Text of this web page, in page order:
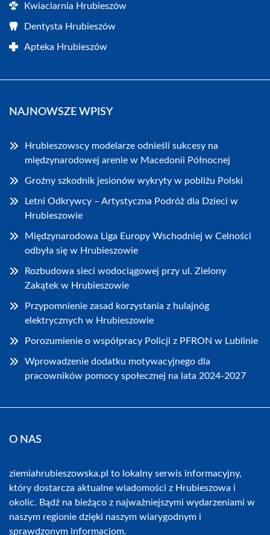
Kwiaciarnia Hrubieszów
Dentysta Hrubieszów
Apteka Hrubieszów
NAJNOWSZE WPISY
Hrubieszowscy modelarze odnieśli sukcesy na
międzynarodowej arenie w Macedonii Północnej
Groźny szkodnik jesionów wykryty w pobliżu Polski
Letni Odkrywcy – Artystyczna Podróż dla Dzieci w
Hrubieszowie
Międzynarodowa Liga Europy Wschodniej w Celności
odbyła się w Hrubieszowie
Rozbudowa sieci wodociągowej przy ul. Zielony
Zakątek w Hrubieszowie
Przypomnienie zasad korzystania z hulajnóg
elektrycznych w Hrubieszowie
Porozumienie o współpracy Policji z PFRON w Lublinie
Wprowadzenie dodatku motywacyjnego dla
pracowników pomocy społecznej na lata 2024-2027
O NAS
ziemiahrubieszowska.pl to lokalny serwis informacyjny,
który dostarcza aktualne wiadomości z Hrubieszowa i
okolic. Bądź na bieżąco z najważniejszymi wydarzeniami w
naszym regionie dzięki naszym wiarygodnym i
sprawdzonym informacjom.